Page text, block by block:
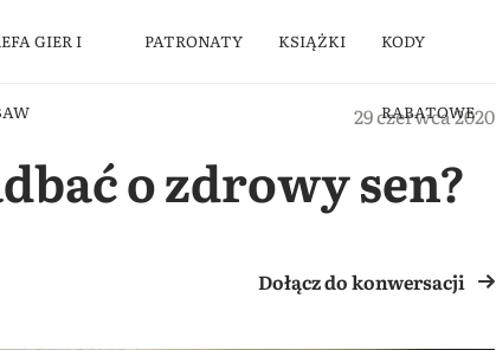
GIER I PATRONATY KSIĄŻKI KODY
RABATOWE
29 czerwca 2020
o zdrowy sen?
Dołącz do konwersacji